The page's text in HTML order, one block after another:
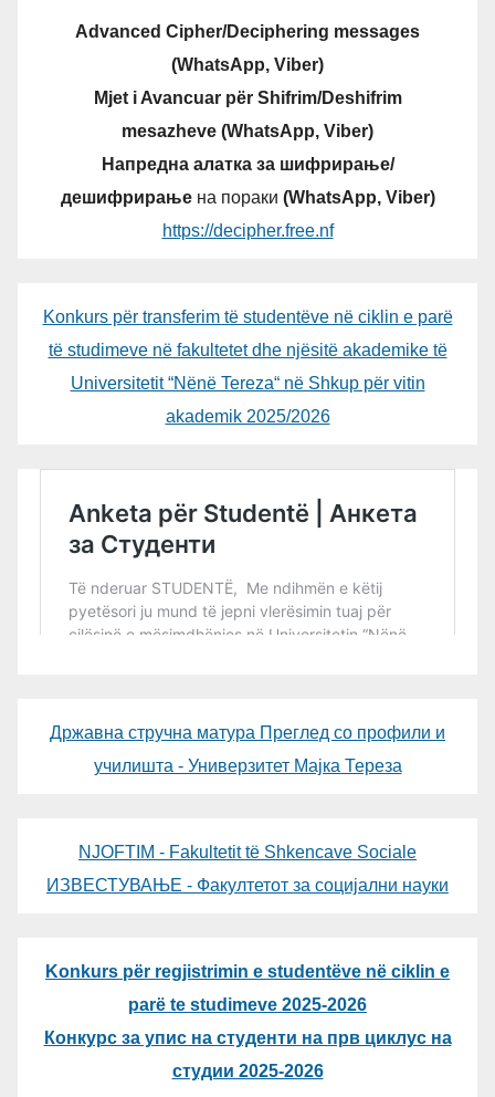
Advanced Cipher/Deciphering messages
(WhatsApp, Viber)
Mjet i Avancuar për Shifrim/Deshifrim
mesazheve (WhatsApp, Viber)
Напредна алатка за шифрирање/
дешифрирањена пораки (WhatsApp, Viber)
https://decipher.free.nf
Konkurs për transferim të studentëve në ciklin e parë
të studimeve në fakultetet dhe njësitë akademike të
Universitetit “Nënë Tereza“ në Shkup për vitin
akademik 2025/2026
Државна стручна матура Преглед со профили и
училишта - Универзитет Мајка Тереза
NJOFTIM - Fakultetit të Shkencave Sociale
ИЗВЕСТУВАЊЕ - Факултетот за социјални науки
Konkurs për regjistrimin e studentëve në ciklin e
parë te studimeve 2025-2026
Конкурс за упис на студенти на прв циклус на
студии 2025-2026